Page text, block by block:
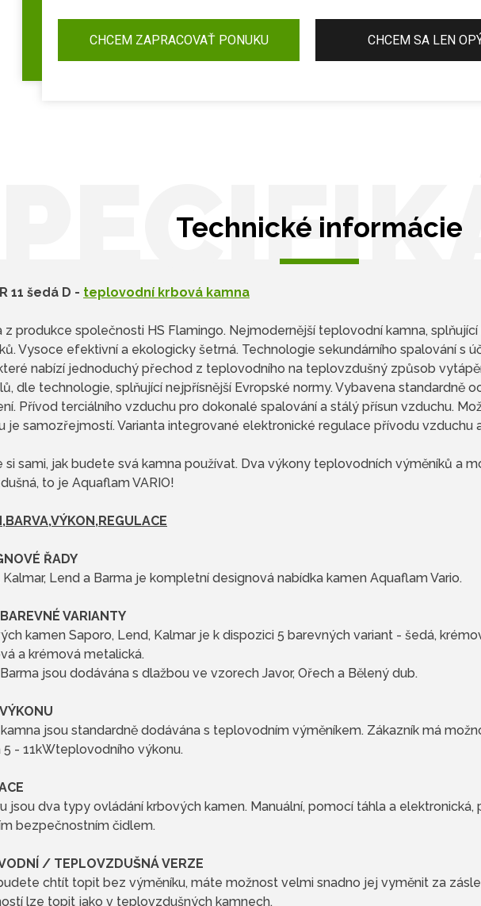
CHCEM ZAPRACOVAŤ PONUKU CHCEM SA LEN
Technické informácie
11 šedá D - teplovodní krbová kamna
z produkce společnosti HS Flamingo. Nejmodernější teplovodní kamna,
Vysoce efektivní a ekologicky šetrná. Technologie sekundárního spalování s
nabízí jednoduchý přechod z teplovodního na teplovzdušný způsob
dle technologie, splňující nejpřísnější Evropské normy. Vybavena standardně
Přívod terciálního vzduchu pro dokonalé spalování a stálý přísun vzduchu.
je samozřejmostí. Varianta integrované elektronické regulace přívodu vzduchu
si sami, jak budete svá kamna používat. Dva výkony teplovodních výměníků a
to je Aquaflam VARIO!
ŘADY
Kalmar, Lend a Barma je kompletní designová nabídka kamen Aquaflam Vario.
VARIANTY
kamen Saporo, Lend, Kalmar je k dispozici 5 barevných variant - šedá,
a krémová metalická.
jsou dodávána s dlažbou ve vzorech Javor, Ořech a Bělený dub.
jsou standardně dodávána s teplovodním výměníkem. Zákazník má
5 - 11kWteplovodního výkonu.
jsou dva typy ovládání krbových kamen. Manuální, pomocí táhla a
bezpečnostním čidlem.
/ TEPLOVZDUŠNÁ VERZE
chtít topit bez výměníku, máte možnost velmi snadno jej vyměnit za
lze topit jako v teplovzdušných kamnech.